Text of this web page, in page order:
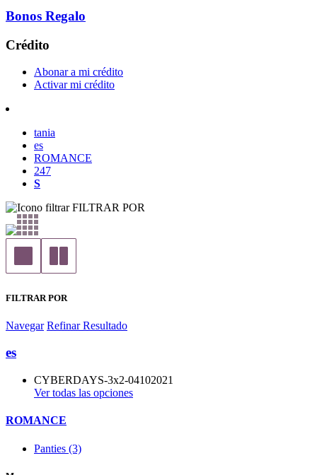
Bonos Regalo
Crédito
Abonar a mi crédito
Activar mi crédito
tania
es
ROMANCE
247
S
FILTRAR POR
FILTRAR POR
Navegar Refinar Resultado
es
CYBERDAYS-3x2-04102021
Ver todas las opciones
ROMANCE
Panties (3)